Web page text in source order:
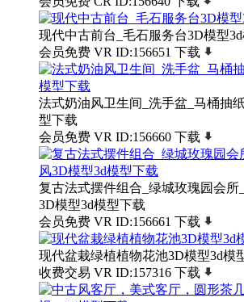
现代中古前台_毛石服务台3D模型
会员免费 VR ID:156651 下载
法式奶油风卫生间_洗手盆_马桶抽
型下载
会员免费 VR ID:156660 下载
复古法式摆件组合_绿城玫瑰园会所
3D模型3d模型下载
会员免费 VR ID:156661 下载
现代盆栽绿植植物花池3D模型3d模
收费交易 VR ID:157316 下载